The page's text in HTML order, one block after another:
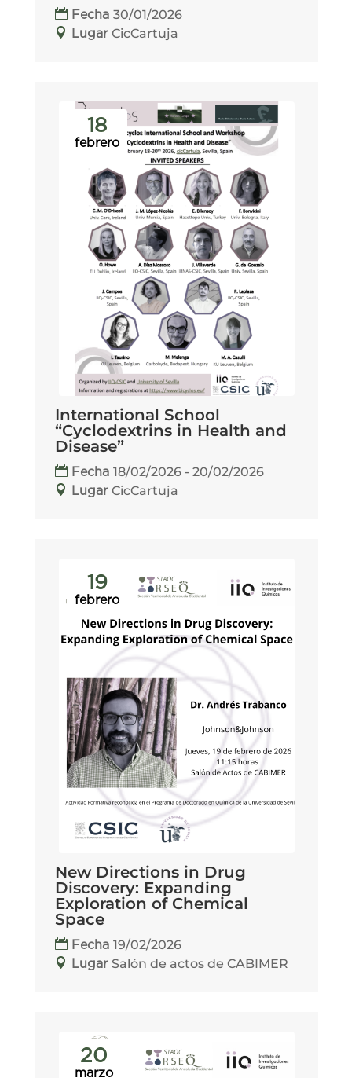
Fecha 30/01/2026
Lugar CicCartuja
18
febrero
International School
“Cyclodextrins in Health and
Disease”
Fecha 18/02/2026 - 20/02/2026
Lugar CicCartuja
19
febrero
New Directions in Drug
Discovery: Expanding
Exploration of Chemical
Space
Fecha 19/02/2026
Lugar Salón de actos de CABIMER
20
marzo